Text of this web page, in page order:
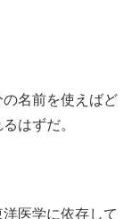
名前を使えばど
はずだ。
医学に依存して